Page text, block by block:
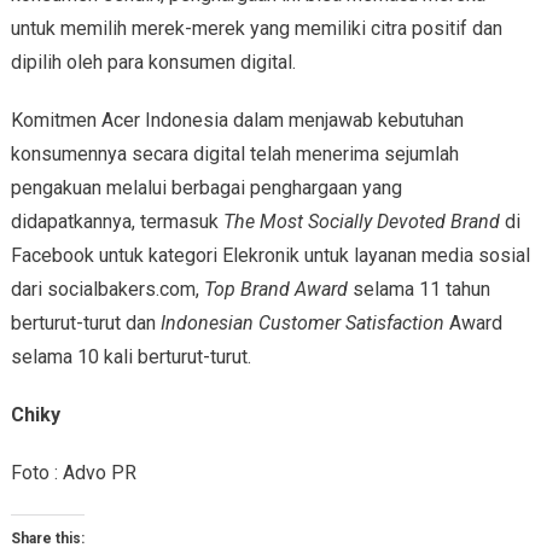
untuk memilih merek-merek yang memiliki citra positif dan
dipilih oleh para konsumen digital.
Komitmen Acer Indonesia dalam menjawab kebutuhan
konsumennya secara digital telah menerima sejumlah
pengakuan melalui berbagai penghargaan yang
didapatkannya, termasuk The Most Socially Devoted Brand di
Facebook untuk kategori Elekronik untuk layanan media sosial
dari socialbakers.com, Top Brand Awardselama 11 tahun
berturut-turut dan Indonesian Customer Satisfaction Award
selama 10 kali berturut-turut.
Chiky
Foto : Advo PR
Share this: